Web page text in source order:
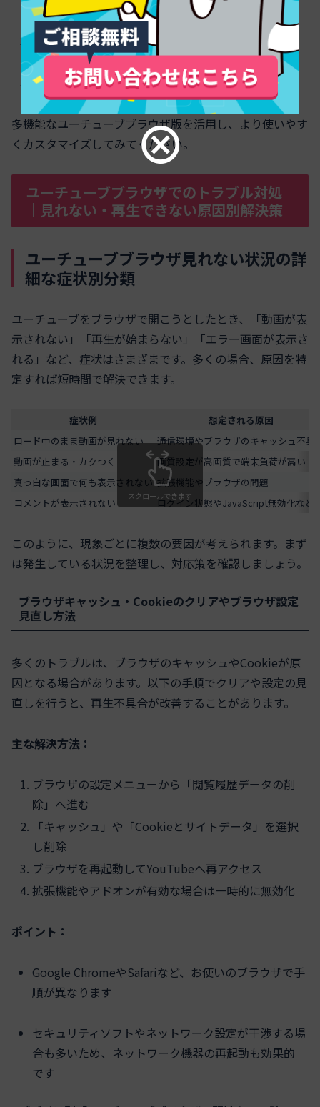
ホ・タブレット）
デスクトップで右クリックし「ショートカットを作
成」を選択（PC）
任意の名前を付けて追加
多機能なユーチューブブラウザ版を活用し、より使いやす
くカスタマイズしてみてください。
ユーチューブブラウザでのトラブル対処
｜見れない・再生できない原因別解決策
ユーチューブブラウザ見れない状況の詳
細な症状別分類
ユーチューブをブラウザで開こうとしたとき、「動画が表
示されない」「再生が始まらない」「エラー画面が表示さ
れる」など、症状はさまざまです。多くの場合、原因を特
定すれば短時間で解決できます。
症状例
想定される原因
ロード中のまま動画が見れない
通信環境やブラウザのキャッシュ不具
動画が止まる・カクつく
画質設定が高画質で端末負荷が高い
真っ白な画面で何も表示されない 拡張機能やブラウザの問題
コメントが表示されない
ログイン状態やJavaScript無効化など
スクロールできます
このように、現象ごとに複数の要因が考えられます。まず
は発生している状況を整理し、対応策を確認しましょう。
ブラウザキャッシュ・Cookieのクリアやブラウザ設定
見直し方法
多くのトラブルは、ブラウザのキャッシュやCookieが原
因となる場合があります。以下の手順でクリアや設定の見
直しを行うと、再生不具合が改善することがあります。
主な解決方法：
ブラウザの設定メニューから「閲覧履歴データの削
除」へ進む
「キャッシュ」や「Cookieとサイトデータ」を選択
し削除
ブラウザを再起動してYouTubeへ再アクセス
拡張機能やアドオンが有効な場合は一時的に無効化
ポイント：
Google ChromeやSafariなど、お使いのブラウザで手
順が異なります
セキュリティソフトやネットワーク設定が干渉する場
合も多いため、ネットワーク機器の再起動も効果的
です